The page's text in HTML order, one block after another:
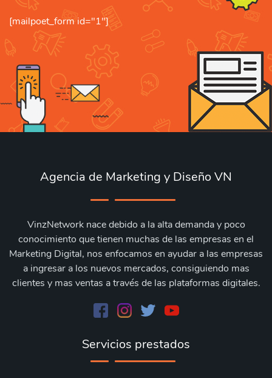
[mailpoet_form id="1"]
Agencia de Marketing y Diseño VN
VinzNetwork nace debido a la alta demanda y poco
conocimiento que tienen muchas de las empresas en el
Marketing Digital, nos enfocamos en ayudar a las empresas
a ingresar a los nuevos mercados, consiguiendo mas
clientes y mas ventas a través de las plataformas digitales.
Servicios prestados